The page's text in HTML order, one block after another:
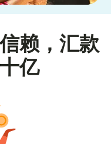
赖，汇款
亿